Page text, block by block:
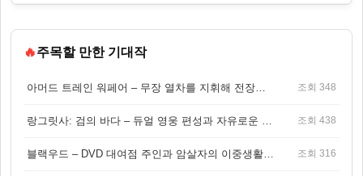
🔥주목할 만한 기대작
조회 348
조회 438
조회 316